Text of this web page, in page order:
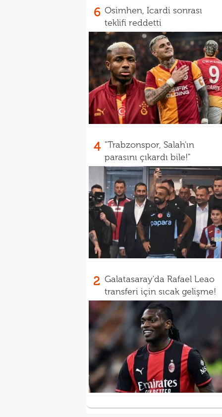
6 Osimhen, Icardi sonrası
teklifi reddetti
4 "Trabzonspor, Salah'ın
parasını çıkardı bile!"
2 Galatasaray'da Rafael Leao
transferi için sıcak gelişme!